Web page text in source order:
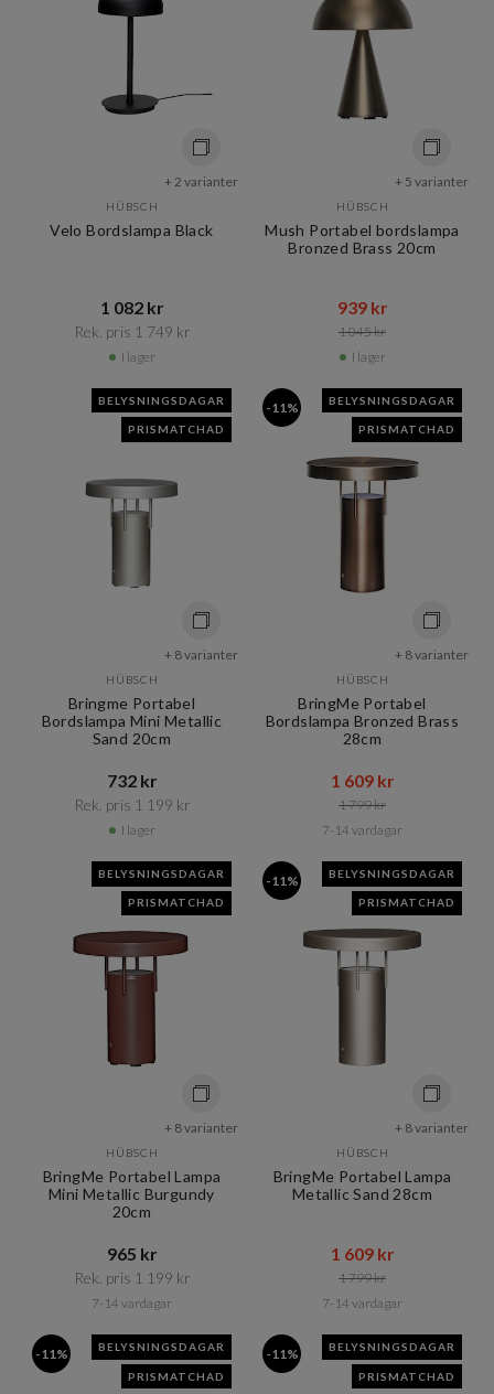
+ 2 varianter
HÜBSCH
Velo Bordslampa Black
1 082 kr​​
Rek. pris 1 749 kr​​
I lager
+ 5 varianter
HÜBSCH
Mush Portabel bordslampa
Bronzed Brass 20cm
939 kr​​
1 045 kr​​
I lager
BELYSNINGSDAGAR
PRISMATCHAD
+ 8 varianter
HÜBSCH
Bringme Portabel
Bordslampa Mini Metallic
Sand 20cm
732 kr​​
Rek. pris 1 199 kr​​
I lager
-11% BELYSNINGSDAGAR
PRISMATCHAD
+ 8 varianter
HÜBSCH
BringMe Portabel
Bordslampa Bronzed Brass
28cm
1 609 kr​​
1 799 kr​​
7-14 vardagar
BELYSNINGSDAGAR
PRISMATCHAD
+ 8 varianter
HÜBSCH
BringMe Portabel Lampa
Mini Metallic Burgundy
20cm
965 kr​​
Rek. pris 1 199 kr​​
7-14 vardagar
-11% BELYSNINGSDAGAR
PRISMATCHAD
+ 8 varianter
HÜBSCH
BringMe Portabel Lampa
Metallic Sand 28cm
1 609 kr​​
1 799 kr​​
7-14 vardagar
-11% BELYSNINGSDAGAR
PRISMATCHAD
-11% BELYSNINGSDAGAR
PRISMATCHAD